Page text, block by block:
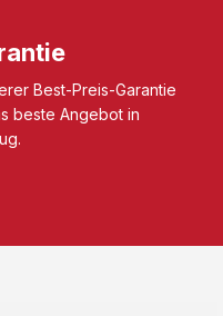
Best-Preis-Garantie
beste Angebot in